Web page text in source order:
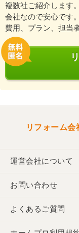
複数社ご紹介します
会社なので安心です。
費用、プラン、担当
リフォーム
運営会社について
お問い合わせ
よくあるご質問